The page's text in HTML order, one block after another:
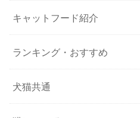
キャットフード紹介
ランキング・おすすめ
犬猫共通